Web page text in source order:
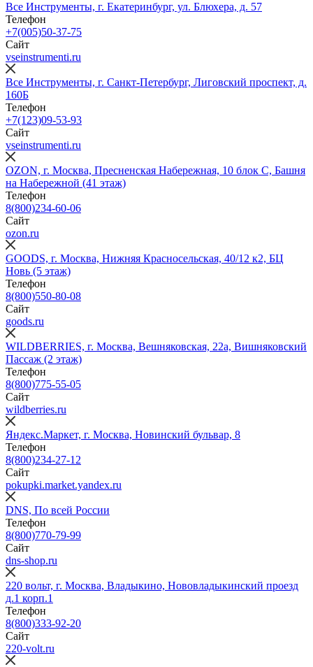
Все Инструменты, г. Екатеринбург, ул. Блюхера, д. 57
Телефон
+7(005)50-37-75
Сайт
vseinstrumenti.ru
Все Инструменты, г. Санкт-Петербург, Лиговский проспект, д.
160Б
Телефон
+7(123)09-53-93
Сайт
vseinstrumenti.ru
OZON, г. Москва, Пресненская Набережная, 10 блок С, Башня
на Набережной (41 этаж)
Телефон
8(800)234-60-06
Сайт
ozon.ru
GOODS, г. Москва, Нижняя Красносельская, 40/12 к2, БЦ
Новь (5 этаж)
Телефон
8(800)550-80-08
Сайт
goods.ru
WILDBERRIES, г. Москва, Вешняковская, 22а, Вишняковский
Пассаж (2 этаж)
Телефон
8(800)775-55-05
Сайт
wildberries.ru
Яндекс.Маркет, г. Москва, Новинский бульвар, 8
Телефон
8(800)234‑27‑12
Сайт
pokupki.market.yandex.ru
DNS, По всей России
Телефон
8(800)770-79-99
Сайт
dns-shop.ru
220 вольт, г. Москва, Владыкино, Нововладыкинский проезд
д.1 корп.1
Телефон
8(800)333-92-20
Сайт
220-volt.ru